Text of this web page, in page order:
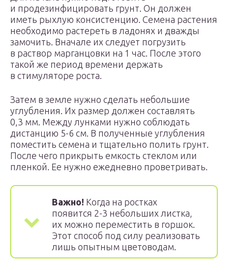
и продезинфицировать грунт. Он должен
иметь рыхлую консистенцию. Семена растения
необходимо растереть в ладонях и дважды
замочить. Вначале их следует погрузить
в раствор марганцовки на 1 час. После этого
такой же период времени держать
в стимуляторе роста.
Затем в земле нужно сделать небольшие
углубления. Их размер должен составлять
0,3 мм. Между лунками нужно соблюдать
дистанцию 5-6 см. В полученные углубления
поместить семена и тщательно полить грунт.
После чего прикрыть емкость стеклом или
пленкой. Ее нужно ежедневно проветривать.
Важно! Когда на ростках
появится 2-3 небольших листка,
их можно переместить в горшок.
Этот способ под силу реализовать
лишь опытным цветоводам.